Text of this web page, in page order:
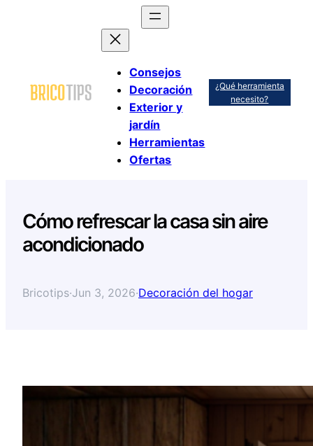
Consejos
Decoración
Exterior y
jardín
Herramientas
Ofertas
¿Qué herramienta
necesito?
Cómo refrescar la casa sin aire
acondicionado
Bricotips·Jun 3, 2026·Decoración del hogar